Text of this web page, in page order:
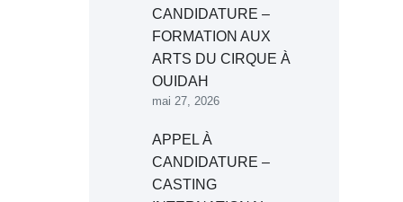
CANDIDATURE –
FORMATION AUX
ARTS DU CIRQUE À
OUIDAH
mai 27, 2026
APPEL À
CANDIDATURE –
CASTING